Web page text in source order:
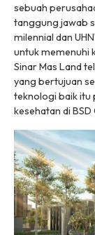
sebuah
tanggung jawab
milennial dan
untuk memenuhi
Sinar Mas Land
yang bertujuan
teknologi baik itu
kesehatan di BSD